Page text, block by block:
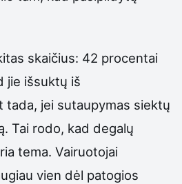
skaičius: 42 procentai
jie išsuktų iš
tada, jei sutaupymas siektų
Tai rodo, kad degalų
tema. Vairuotojai
vien dėl patogios